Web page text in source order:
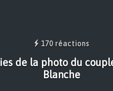
170 réactions
de la photo du
Blanche